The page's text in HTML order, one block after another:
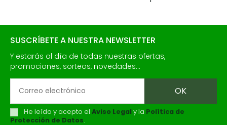
SUSCRÍBETE A NUESTRA NEWSLETTER
Y estarás al día de todas nuestras ofertas,
promociones, sorteos, novedades...
He leído y acepto el Aviso Legaly la Política de
Protección de Datos.